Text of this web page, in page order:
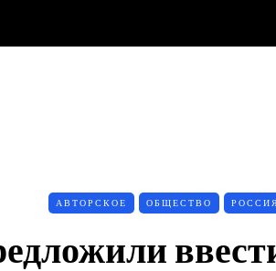
АВТОРСКОЕ ОБЩЕСТВО